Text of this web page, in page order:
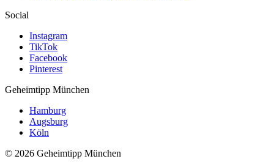
Social
Instagram
TikTok
Facebook
Pinterest
Geheimtipp München
Hamburg
Augsburg
Köln
© 2026 Geheimtipp München